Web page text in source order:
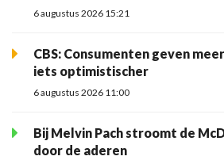
6 augustus 2026 15:21
CBS: Consumenten geven
iets optimistischer
6 augustus 2026 11:00
Bij Melvin Pach stroomt de
door de aderen